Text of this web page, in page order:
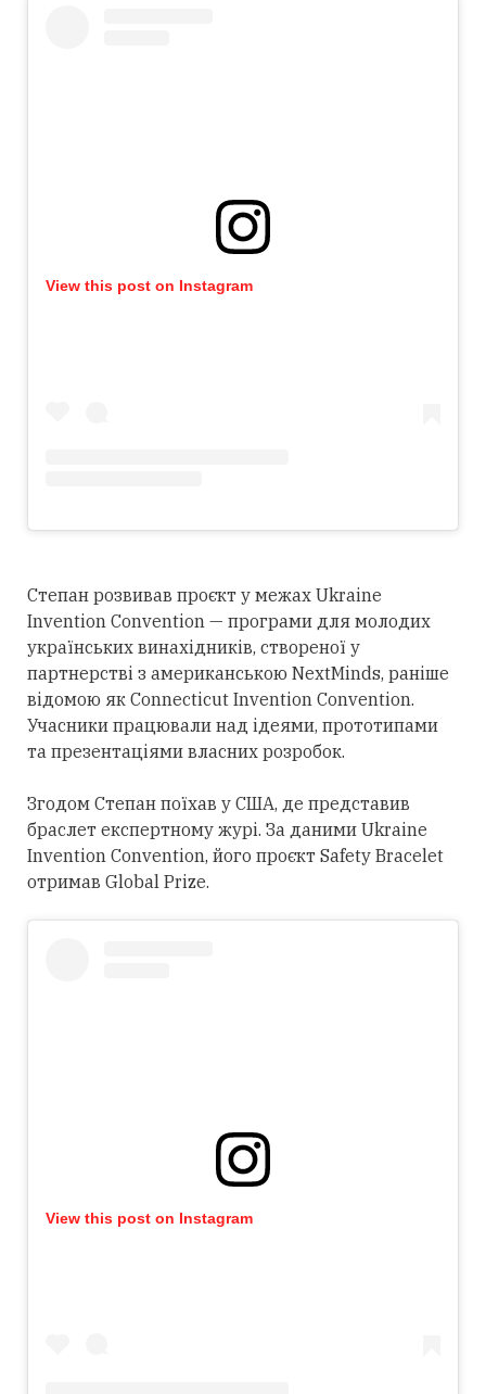
View this post on Instagram
Степан розвивав проєкт у межах Ukraine
Invention Convention — програми для молодих
українських винахідників, створеної у
партнерстві з американською NextMinds, раніше
відомою як Connecticut Invention Convention.
Учасники працювали над ідеями, прототипами
та презентаціями власних розробок.
Згодом Степан поїхав у США, де представив
браслет експертному журі. За даними Ukraine
Invention Convention, його проєкт Safety Bracelet
отримав Global Prize.
View this post on Instagram